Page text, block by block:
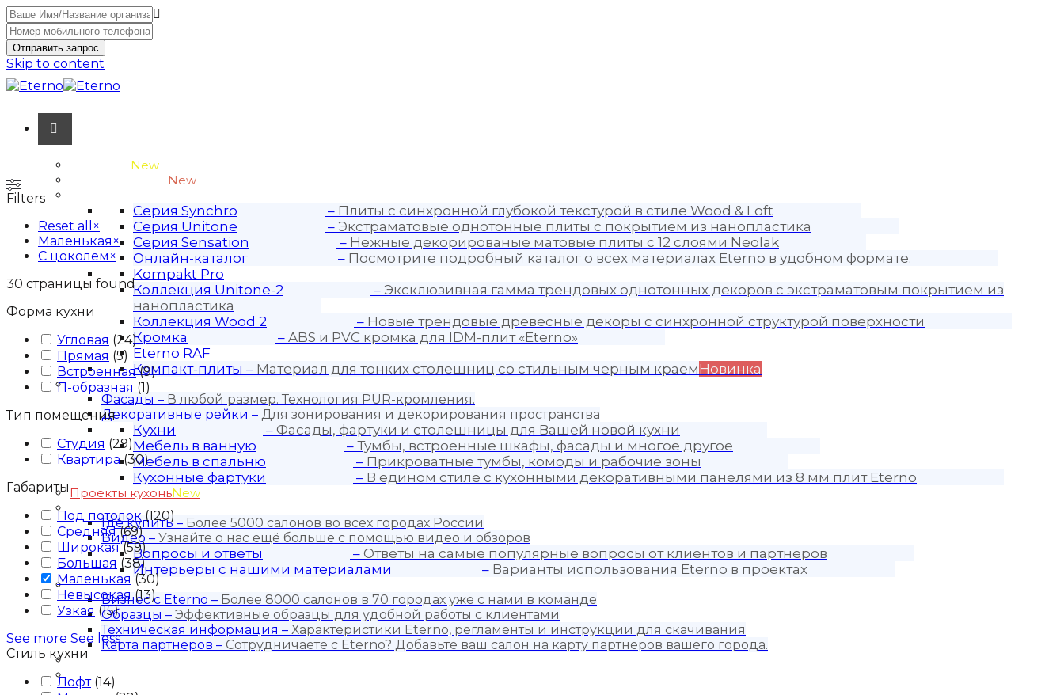
Отправить запрос
Skip to content
New
New
Серия Synchro – Плиты с синхронной глубокой текстурой в стиле Wood & Loft
Серия Unitone
– Экстраматовые однотонные плиты с покрытием из нанопластика
Серия Sensation
– Нежные декорированые матовые плиты с 12 слоями Neolak
Онлайн-каталог
– Посмотрите подробный каталог о всех материалах Eterno в удобном формате.
Kompakt Pro
Коллекция Unitone-2
– Эксклюзивная гамма трендовых однотонных декоров с экстраматовым покрытием из
нанопластика
Коллекция Wood 2
– Новые трендовые древесные декоры с синхронной структурой поверхности
Кромка
– ABS и PVC кромка для IDM-плит «Eterno»
Eterno RAF
Компакт-плиты – Материал для тонких столешниц со стильным черным краемНовинка
Продукция
Фасады – В любой размер. Технология PUR-кромления.
Декоративные рейки – Для зонирования и декорирования пространства
Кухни – Фасады, фартуки и столешницы для Вашей новой кухни
Мебель в ванную
– Тумбы, встроенные шкафы, фасады и многое другое
Мебель в спальню
– Прикроватные тумбы, комоды и рабочие зоны
Кухонные фартуки
– В едином стиле с кухонными декоративными панелями из 8 мм плит Eterno
Проекты кухоньNew
Покупателю
Где купить – Более 5000 салонов во всех городах России
Видео – Узнайте о нас ещё больше с помощью видео и обзоров
Вопросы и ответы – Ответы на самые популярные вопросы от клиентов и партнеров
Интерьеры с нашими материалами
– Варианты использования Eterno в проектах
Для бизнеса
Бизнес с Eternо – Более 8000 салонов в 70 городах уже с нами в команде
Образцы – Эффективные образцы для удобной работы с клиентами
Техническая информация – Характеристики Eterno, регламенты и инструкции для скачивания
Карта партнёров – Сотрудничаете с Eterno? Добавьте ваш салон на карту партнеров вашего города.
Блог
Контакты
Filters
Reset all
×
Маленькая ×
С цоколем ×
30 страницы found
Форма кухни
Угловая (24)
Прямая (5)
Встроенная (9)
П-образная (1)
Тип помещения
Студия (29)
Квартира (30)
Габариты
Под потолок (120)
Средняя (69)
Широкая (59)
Большая (38)
Маленькая (30)
Невысокая (13)
Узкая (15)
See more See less
Стиль кухни
Лофт (14)